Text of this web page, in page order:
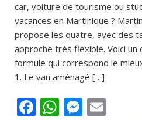
car, voiture de tourisme ou
vacances en Martinique ?
propose les quatre, avec des
approche très flexible. Voici un
formule qui correspond le
1. Le van aménagé […]
Facebook
WhatsApp